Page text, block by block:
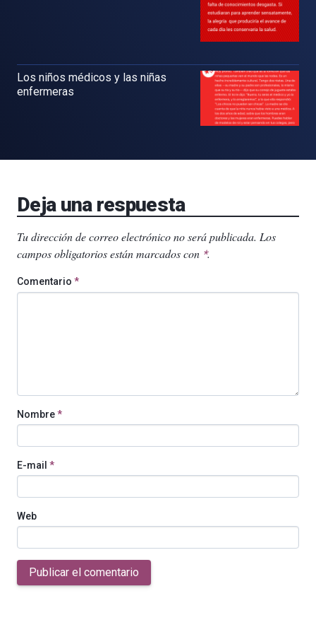
Los niños médicos y las niñas
enfermeras
Deja una respuesta
Tu dirección de correo electrónico no será publicada. Los
campos obligatorios están marcados con *.
Comentario *
Nombre*
E-mail *
Web
Publicar el comentario